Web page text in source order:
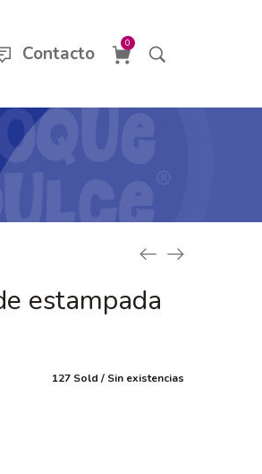
Contacto 0
estampada
127 Sold Sin existencias